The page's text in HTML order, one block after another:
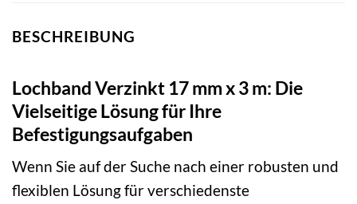
BESCHREIBUNG
Lochband Verzinkt 17 mm x 3 m: Die
Vielseitige Lösung für Ihre
Befestigungsaufgaben
Wenn Sie auf der Suche nach einer robusten und
flexiblen Lösung für verschiedenste